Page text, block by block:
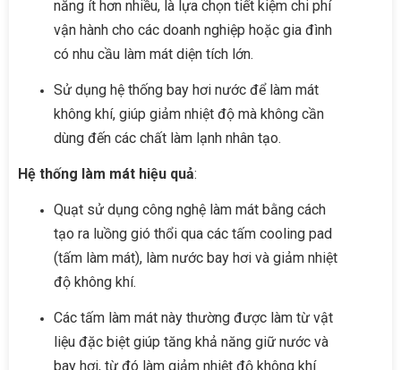
năng ít hơn nhiều, là lựa chọn tiết kiệm chi phí
vận hành cho các doanh nghiệp hoặc gia đình
có nhu cầu làm mát diện tích lớn.
Sử dụng hệ thống bay hơi nước để làm mát
không khí, giúp giảm nhiệt độ mà không cần
dùng đến các chất làm lạnh nhân tạo.
Hệ thống làm mát hiệu quả:
Quạt sử dụng công nghệ làm mát bằng cách
tạo ra luồng gió thổi qua các tấm cooling pad
(tấm làm mát), làm nước bay hơi và giảm nhiệt
độ không khí.
Các tấm làm mát này thường được làm từ vật
liệu đặc biệt giúp tăng khả năng giữ nước và
bay hơi, từ đó làm giảm nhiệt độ không khí